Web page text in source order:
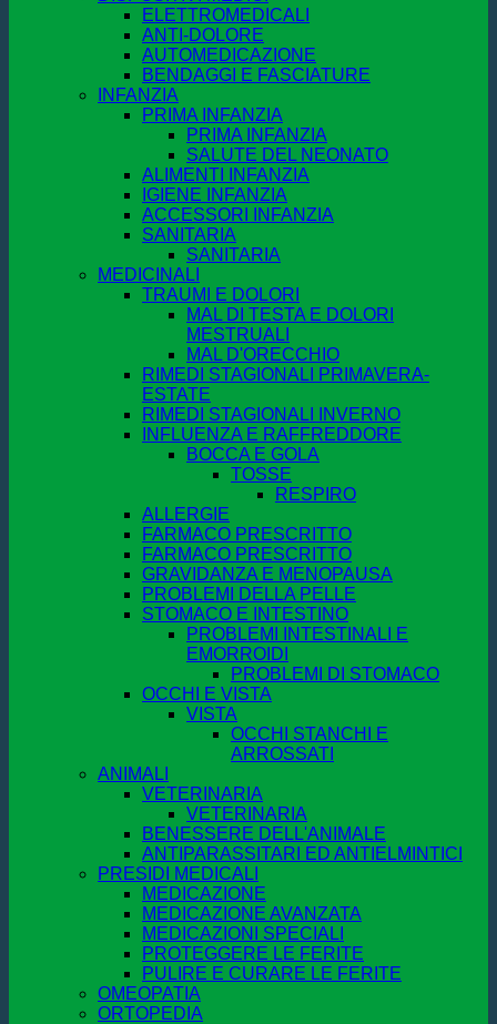
ELETTROMEDICALI
ANTI-DOLORE
AUTOMEDICAZIONE
BENDAGGI E FASCIATURE
INFANZIA
PRIMA INFANZIA
PRIMA INFANZIA
SALUTE DEL NEONATO
ALIMENTI INFANZIA
IGIENE INFANZIA
ACCESSORI INFANZIA
SANITARIA
SANITARIA
MEDICINALI
TRAUMI E DOLORI
MAL DI TESTA E DOLORI
MESTRUALI
MAL D'ORECCHIO
RIMEDI STAGIONALI PRIMAVERA-
ESTATE
RIMEDI STAGIONALI INVERNO
INFLUENZA E RAFFREDDORE
BOCCA E GOLA
TOSSE
RESPIRO
ALLERGIE
FARMACO PRESCRITTO
FARMACO PRESCRITTO
GRAVIDANZA E MENOPAUSA
PROBLEMI DELLA PELLE
STOMACO E INTESTINO
PROBLEMI INTESTINALI E
EMORROIDI
PROBLEMI DI STOMACO
OCCHI E VISTA
VISTA
OCCHI STANCHI E
ARROSSATI
ANIMALI
VETERINARIA
VETERINARIA
BENESSERE DELL'ANIMALE
ANTIPARASSITARI ED ANTIELMINTICI
PRESIDI MEDICALI
MEDICAZIONE
MEDICAZIONE AVANZATA
MEDICAZIONI SPECIALI
PROTEGGERE LE FERITE
PULIRE E CURARE LE FERITE
OMEOPATIA
ORTOPEDIA